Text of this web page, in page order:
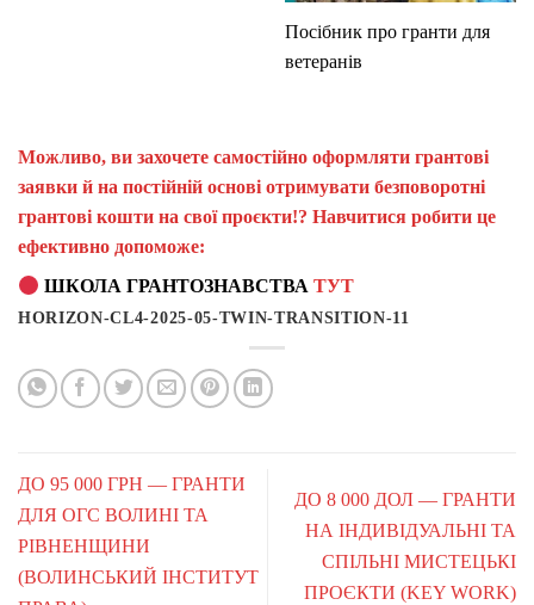
Посібник про гранти для
ветеранів
Можливо, ви захочете самостійно оформляти грантові
заявки й на постійній основі отримувати безповоротні
грантові кошти на свої проєкти!? Навчитися робити це
ефективно допоможе:
ШКОЛА ГРАНТОЗНАВСТВАТУТ
HORIZON-CL4-2025-05-TWIN-TRANSITION-11
ДО 95 000 ГРН — ГРАНТИ
ДЛЯ ОГС ВОЛИНІ ТА
РІВНЕНЩИНИ
(ВОЛИНСЬКИЙ ІНСТИТУТ
ДО 8 000 ДОЛ — ГРАНТИ
НА ІНДИВІДУАЛЬНІ ТА
СПІЛЬНІ МИСТЕЦЬКІ
ПРОЄКТИ (KEY WORK)